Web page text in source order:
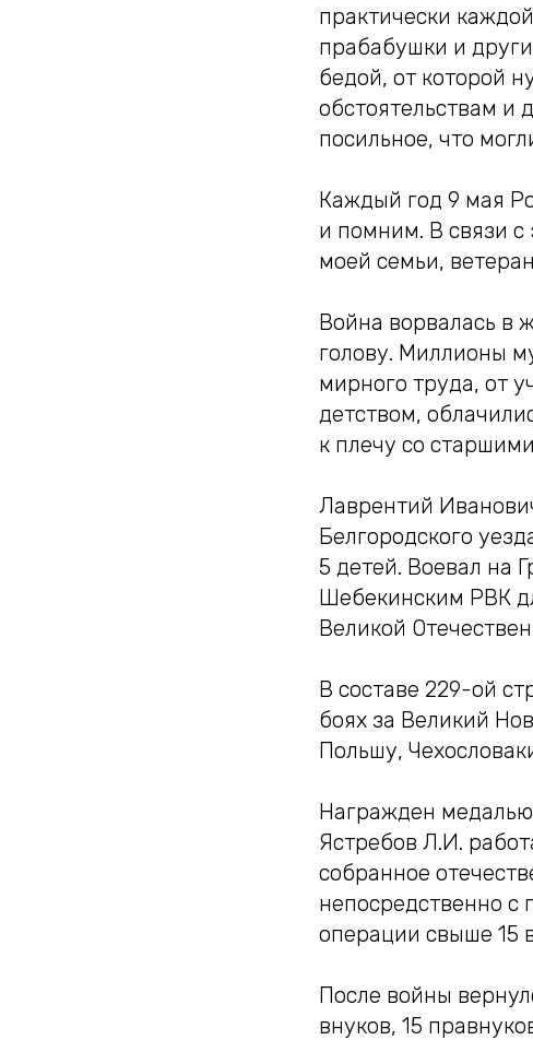
практически
прабабушки и
бедой, от которой
обстоятельствам и
посильное, что
Каждый год 9 мая
и помним. В связи с
моей семьи,
Война ворвалась в
голову. Миллионы
мирного труда, от
детством,
к плечу со
Лаврентий
Белгородского
5 детей. Воевал на
Шебекинским РВК
Великой
В составе 229-ой
боях за Великий
Польшу,
Награжден медалью
Ястребов Л.И.
собранное
непосредственно с
операции свыше 15
После войны
внуков, 15